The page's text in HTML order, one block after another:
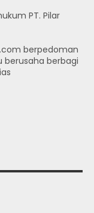
PT. Pilar
berpedoman
berusaha berbagi